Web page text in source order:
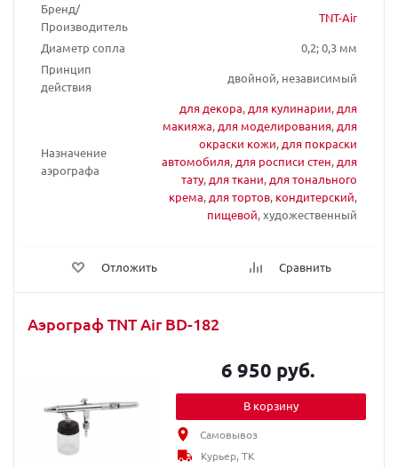
Бренд/
Производитель
TNT-Air
Диаметр сопла
0,2; 0,3 мм
Принцип
действия
двойной, независимый
Назначение
аэрографа
для декора, для кулинарии, для
макияжа, для моделирования, для
окраски кожи, для покраски
автомобиля, для росписи стен, для
тату, для ткани, для тонального
крема, для тортов, кондитерский,
пищевой, художественный
Отложить Сравнить
Аэрограф TNT Air BD-182
6 950 руб.
В корзину
Самовывоз
Курьер, ТК